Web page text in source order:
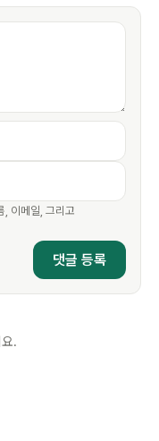
, 이메일, 그리고
.